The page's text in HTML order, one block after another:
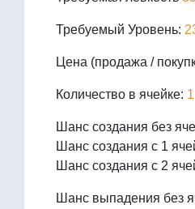
Требуемый Уровень:
Цена (продажа /
Количество в ячейке: 1
Шанс создания без
Шанс создания с 1
Шанс создания с 2
Шанс выпадения без